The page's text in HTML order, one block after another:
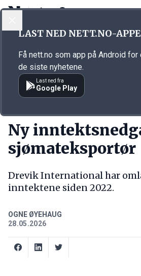
Annonsørinnhold
Ny
sjømateksportør
Drevik International har
inntektene siden 2022.
OGNE ØYEHAUG
28.05.2026
LAST NED NETT.NO-
Få nett.no som app på Android
de siste nyhetene.
Last ned fra
Google Play